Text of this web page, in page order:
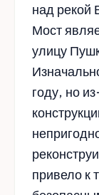
над рекой
Мост
улицу
году, но
привело к